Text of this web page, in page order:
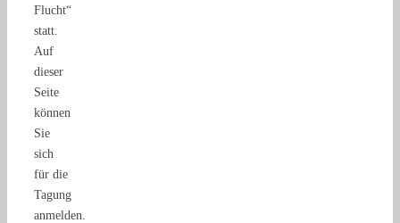
Flucht“
statt.
Auf
dieser
Seite
können
Sie
sich
für die
Tagung
anmelden.